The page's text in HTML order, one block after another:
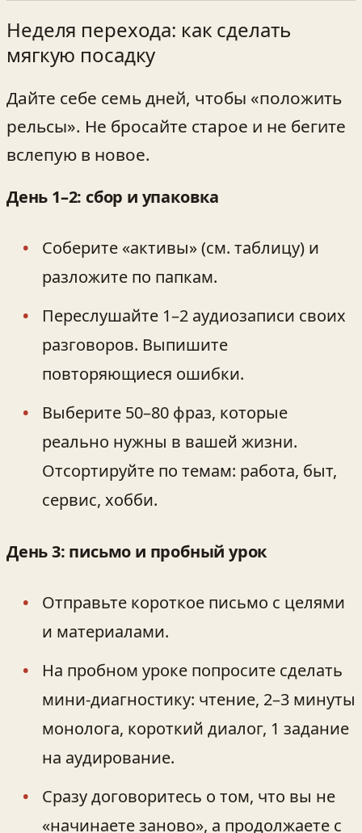
Неделя перехода: как сделать
мягкую посадку
Дайте себе семь дней, чтобы «положить
рельсы». Не бросайте старое и не бегите
вслепую в новое.
День 1–2: сбор и упаковка
Соберите «активы» (см. таблицу) и
разложите по папкам.
Переслушайте 1–2 аудиозаписи своих
разговоров. Выпишите
повторяющиеся ошибки.
Выберите 50–80 фраз, которые
реально нужны в вашей жизни.
Отсортируйте по темам: работа, быт,
сервис, хобби.
День 3: письмо и пробный урок
Отправьте короткое письмо с целями
и материалами.
На пробном уроке попросите сделать
мини-диагностику: чтение, 2–3 минуты
монолога, короткий диалог, 1 задание
на аудирование.
Сразу договоритесь о том, что вы не
«начинаете заново», а продолжаете с